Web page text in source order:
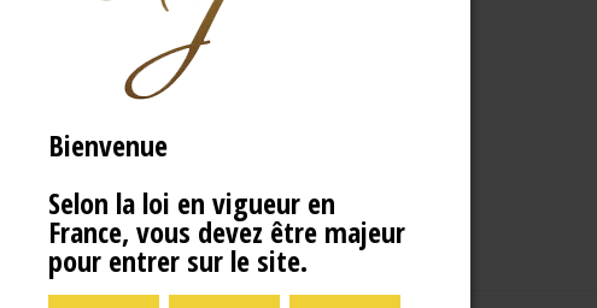
Bienvenue
Selon la loi en vigueur en
France, vous devez être majeur
pour entrer sur le site.